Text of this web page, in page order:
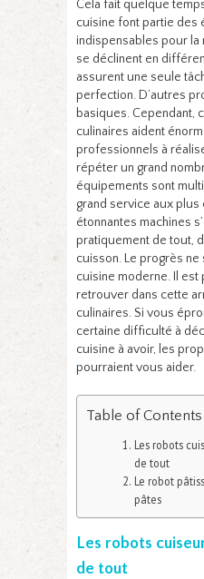
Cela fait quelque
cuisine font partie des
indispensables pour la
se déclinent en
assurent une seule
perfection. D’autres
basiques. Cependant,
culinaires aident
professionnels à
répéter un grand
équipements sont
grand service aux plus
étonnantes machines
pratiquement de tout,
cuisson. Le progrès ne
cuisine moderne. Il
retrouver dans cette
culinaires. Si vous
certaine difficulté à
cuisine à avoir, les
pourraient vous aider.
Table of Contents
Les robots
de tout
Le robot
pâtes
Les robots
de tout